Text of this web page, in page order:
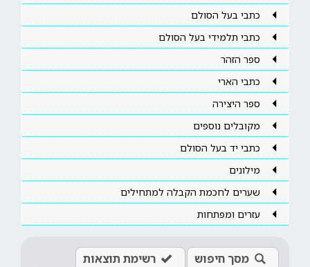
כתבי בעל הסולם
כתבי תלמידי בעל הסולם
ספר הזהר
כתבי הארי
ספר היצירה
מקובלים נוספים
כתבי יד בעל הסולם
מילונים
שערים לחכמת הקבלה למתחילים
עזרים ומפתחות
מסך חיפוש רשימת תוצאות